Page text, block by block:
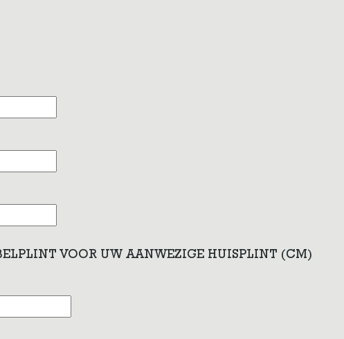
VOOR UW AANWEZIGE HUISPLINT (CM)